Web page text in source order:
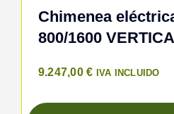
Chimenea
800/1600
9.247,00€ IVA INCLUIDO